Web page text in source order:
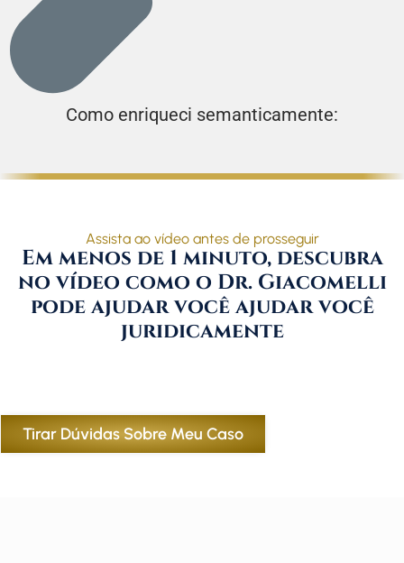
Como enriqueci semanticamente:
Assista ao vídeo antes de prosseguir
Em menos de 1 minuto, descubra
no vídeo como o Dr. Giacomelli
pode ajudar você ajudar você
juridicamente
Tirar Dúvidas Sobre Meu Caso